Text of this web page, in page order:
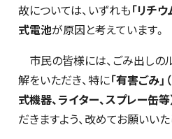
故については、いずれも「リチ
式電池が原因と考えています。
市民の皆様には、ごみ出しの
解をいただき、特に「有害ごみ
式機器、ライター、スプレー缶
だきますよう、改めてお願いいた